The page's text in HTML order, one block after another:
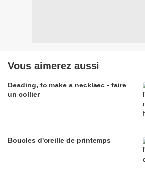
Vous aimerez aussi
Beading, to make a necklaec - faire
un collier
Boucles d'oreille de printemps